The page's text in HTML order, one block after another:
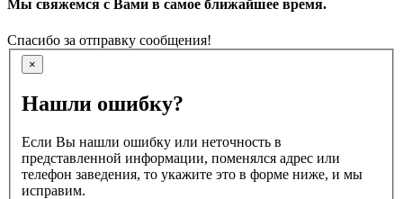
Мы свяжемся с Вами в самое ближайшее время.
Спасибо за отправку сообщения!
×
Нашли ошибку?
Если Вы нашли ошибку или неточность в
представленной информации, поменялся адрес или
телефон заведения, то укажите это в форме ниже, и мы
исправим.